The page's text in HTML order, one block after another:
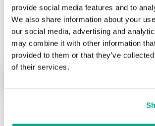
provide social media features and to
We also share information about your
our social media, advertising and
may combine it with other information
provided to them or that they’ve
of their services.
Nombre* Correo